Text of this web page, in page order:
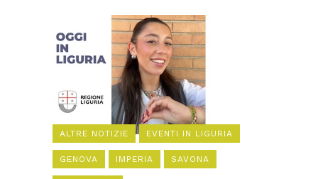
ALTRE NOTIZIE EVENTI IN LIGURIA
GENOVA IMPERIA SAVONA